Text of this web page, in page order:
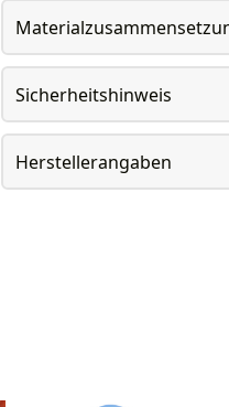
Sicherheitshinweis
Herstellerangaben